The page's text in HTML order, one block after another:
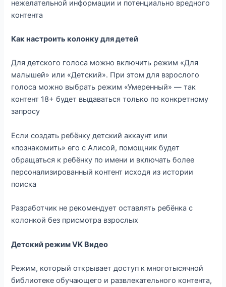
нежелательной информации и потенциально вредного
контента
Как настроить колонку для детей
Для детского голоса можно включить режим «Для
малышей» или «Детский». При этом для взрослого
голоса можно выбрать режим «Умеренный» — так
контент 18+ будет выдаваться только по конкретному
запросу
Если создать ребёнку детский аккаунт или
«познакомить» его с Алисой, помощник будет
обращаться к ребёнку по имени и включать более
персонализированный контент исходя из истории
поиска
Разработчик не рекомендует оставлять ребёнка с
колонкой без присмотра взрослых
Детский режим VK Видео
Режим, который открывает доступ к многотысячной
библиотеке обучающего и развлекательного контента,